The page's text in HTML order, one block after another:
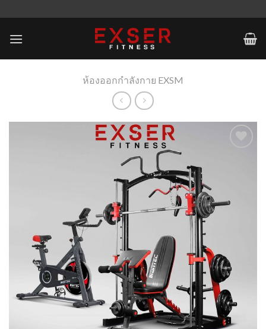
to
content
ห้องออกกำลังกาย EXSM